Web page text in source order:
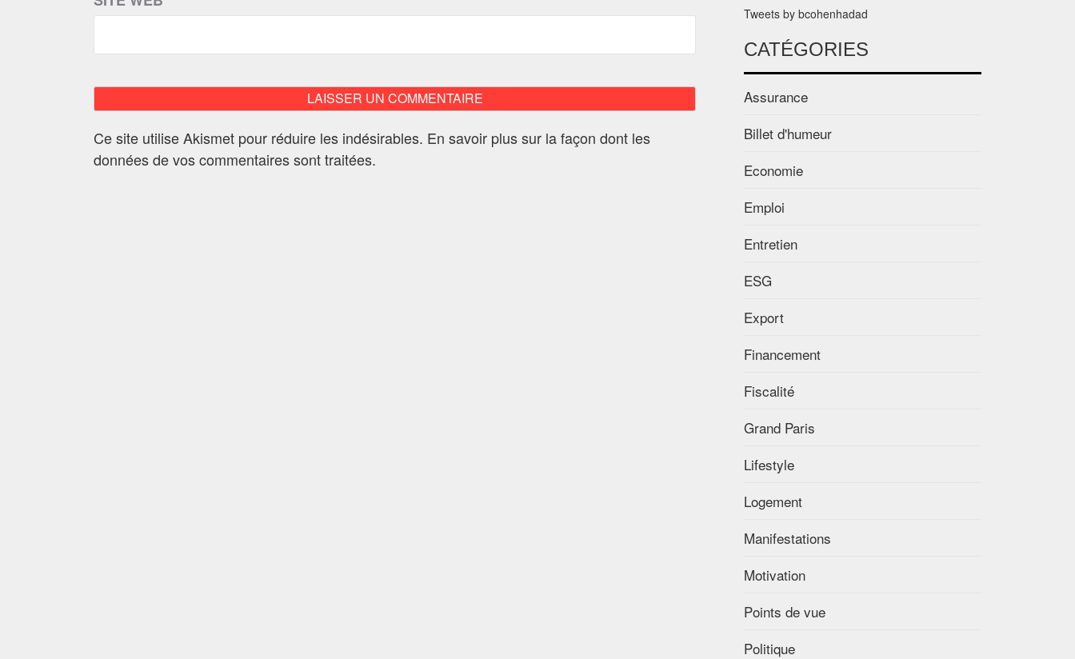
Ce site utilise Akismet pour réduire les indésirables. En savoir plus sur la façon dont les
données de vos commentaires sont traitées.
Tweets by bcohenhadad
CATÉGORIES
Assurance
Billet d'humeur
Economie
Emploi
Entretien
ESG
Export
Financement
Fiscalité
Grand Paris
Lifestyle
Logement
Manifestations
Motivation
Points de vue
Politique